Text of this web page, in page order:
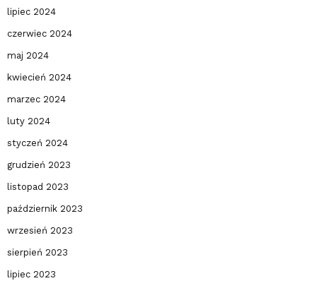
lipiec 2024
czerwiec 2024
maj 2024
kwiecień 2024
marzec 2024
luty 2024
styczeń 2024
grudzień 2023
listopad 2023
październik 2023
wrzesień 2023
sierpień 2023
lipiec 2023